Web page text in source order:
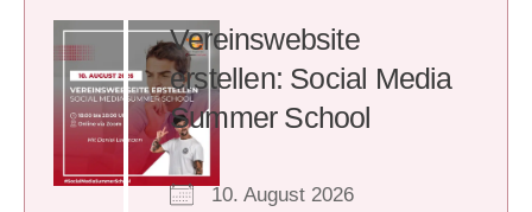
Vereinswebsite
erstellen: Social Media
Summer School
10. August 2026